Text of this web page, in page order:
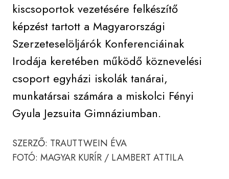
kiscsoportok vezetésére felkészítő
képzést tartott a Magyarországi
Szerzeteselöljárók Konferenciáinak
Irodája keretében működő köznevelési
csoport egyházi iskolák tanárai,
munkatársai számára a miskolci Fényi
Gyula Jezsuita Gimnáziumban.
SZERZŐ: TRAUTTWEIN ÉVA
FOTÓ: MAGYAR KURÍR / LAMBERT ATTILA